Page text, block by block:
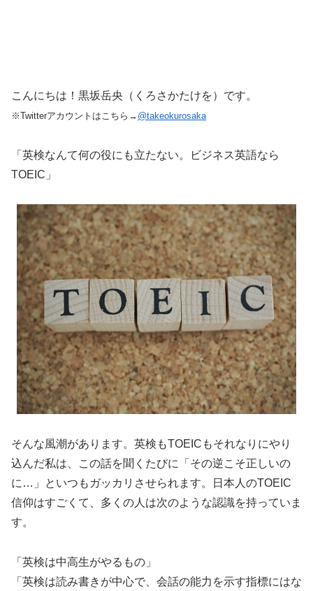
こんにちは！黒坂岳央（くろさかたけを）です。
※Twitterアカウントはこちら→ @takeokurosaka
「英検なんて何の役にも立たない。ビジネス英語なら
TOEIC」
そんな風潮があります。英検もTOEICもそれなりにやり
込んだ私は、この話を聞くたびに「その逆こそ正しいの
に…」といつもガッカリさせられます。日本人のTOEIC
信仰はすごくて、多くの人は次のような認識を持っていま
す。
「英検は中高生がやるもの」
「英検は読み書きが中心で、会話の能力を示す指標にはな